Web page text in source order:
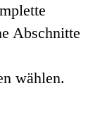
Abschnitte
wählen.